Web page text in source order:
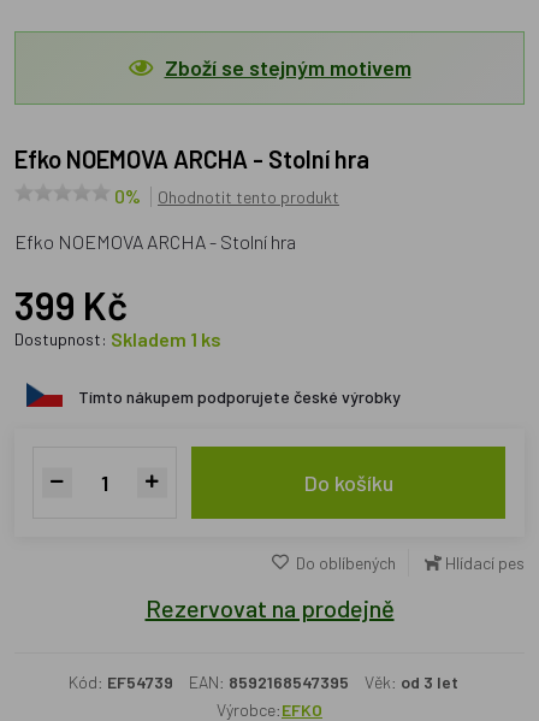
Zboží se stejným motivem
Efko NOEMOVA ARCHA - Stolní hra
0% Ohodnotit tento produkt
Efko NOEMOVA ARCHA - Stolní hra
399 Kč
Dostupnost: Skladem 1 ks
Tímto nákupem podporujete české výrobky
Do košíku
Do oblíbených Hlídací pes
Rezervovat na prodejně
Kód: EF54739 EAN: 8592168547395 Věk: od 3 let
Výrobce:EFKO